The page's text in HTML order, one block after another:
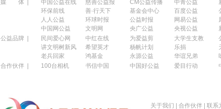
媒 体 |
中国公益在线 慈善公益报 CM公益传播 中青公益
环保前线
善·行天下 基金会中心 百度公益
人人公益
环球时报 公益时报 网易公益
中国网公益
文明网 央广公益 央视公益
公益品牌 |
民间爱心网 中红在线 为爱益剪 大学生支教
讲文明树新风
希望英才 杨帆计划 乐捐
老兵回家
鸿基金 永源公益 华谊兄弟
合作伙伴 |
100台相机 书信中国 中国好公益 爱目行动
关于我们 合作伙伴 联系